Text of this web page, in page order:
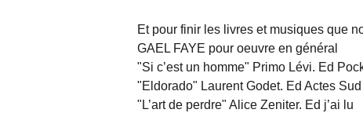
Et pour finir les livres et musiques que
GAEL FAYE pour oeuvre en général
"Si c’est un homme" Primo Lévi. Ed
"Eldorado" Laurent Godet. Ed Actes Sud
"L’art de perdre" Alice Zeniter. Ed j’ai lu